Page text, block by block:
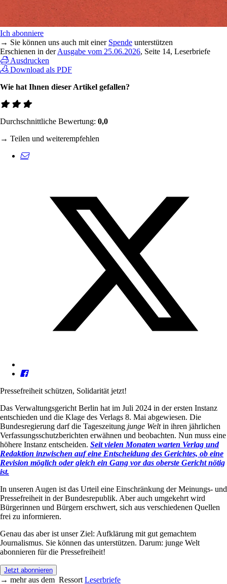
Ich abonniere
→ Sie können uns auch mit einer Spende unterstützen
Erschienen in derAusgabe vom 25.06.2026, Seite 14, Leserbriefe
Ausdrucken
Download als PDF
Wie hat Ihnen dieser Artikel gefallen?
Durchschnittliche Bewertung: 0,0
→ Teilen und weiterempfehlen
Pressefreiheit schützen, Solidarität jetzt!
Das Verwaltungsgericht Berlin hat im Juli 2024 in der ersten Instanz
entschieden und die Klage des Verlags 8. Mai abgewiesen. Die
Bundesregierung darf die Tageszeitung junge Weltin ihren jährlichen
Verfassungsschutzberichten erwähnen und beobachten. Nun muss eine
höhere Instanz entscheiden. Seit vielen Monaten warten Verlag und
Redaktion inzwischen auf eine Entscheidung des Gerichtes, ob eine
Revision möglich oder gleich ein Gang vor das oberste Gericht nötig
ist.
In unseren Augen ist das Urteil eine Einschränkung der Meinungs- und
Pressefreiheit in der Bundesrepublik. Aber auch umgekehrt wird
Bürgerinnen und Bürgern erschwert, sich aus verschiedenen Quellen
frei zu informieren.
Genau das aber ist unser Ziel: Aufklärung mit gut gemachtem
Journalismus. Sie können das unterstützen. Darum: junge Welt
abonnieren für die Pressefreiheit!
Jetzt abonnieren
→ mehr aus dem Ressort Leserbriefe